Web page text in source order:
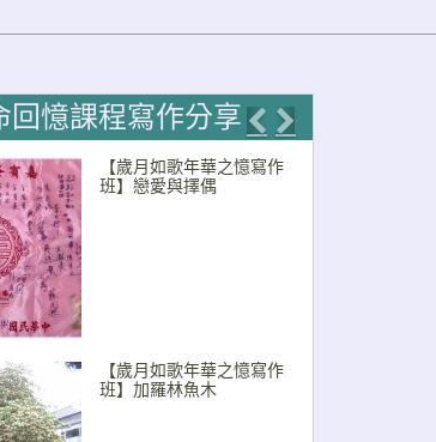
回憶課程寫作分享
Previous
Next
【歲月如歌年華之憶寫作
班】戀愛與擇偶
【歲月如歌年華之憶寫作
班】加羅林魚木